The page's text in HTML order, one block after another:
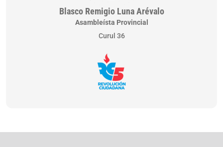
Blasco Remigio Luna Arévalo
Asambleísta Provincial
Curul 36